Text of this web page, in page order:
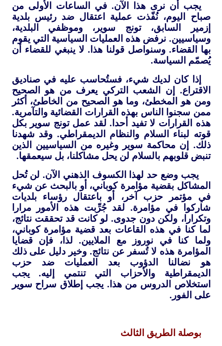
يجب أن نرى هذا الآن. في الساعات الأولى من
صباح اليوم، نُفّذت عملية اعتقال ضد رئيس بلدية
إزمير السابق، تونج سوير، وموظفي البلدية،
وسياسيين. نرفض هذه العمليات السياسية التي يقوم
بها القضاء. وسنواصل قولنا هذا. لا ينبغي للقضاء أن
يُصمّم السياسة.
إذا كان لديك شيء، فستُحاسب عليه في صناديق
الاقتراع. إن الشعب التركي يعرف من هو الصحيح
ومن هو المخطئ، وما هو الصحيح من الخاطئ، أكثر
ممن سجنوا الناس بهذه القرارات القضائية والتآمرية.
هذه القرارات لا تفيد أحدا. لقد عمل تونج سوير بكل
قوته لبناء السلام والنظام الديمقراطي. وقد شهدنا
ذلك. إن محاكمة سوير وغيره من السياسيين الذين
تنبض قلوبهم بالسلام لن يحل مشاكلنا، بل سيعمقها.
يجب وضع حد لهذا الكسوف الذهني الآن. لن تُحل
المشاكل بقضية مؤامرة كوباني، أو بالبحث عن شيء
في مؤتمر حزب آخر، أو باعتقال رؤساء بلديات
شاركوا في مؤامرة. لقد جُرِّبت هذه الأمور مرارا
وتكرارا، ولكن دون جدوى. لو كانت قد تحققت نتائج،
لما كنا في هذه القاعات بعد قضية مؤامرة كوباني،
ولما كنا في نوروز مع الملايين. لذا، فإن قضايا
المؤامرة هذه لا تُسفر عن نتائج. وخير دليل على ذلك
هو نضالنا الدؤوب بعد العمليات ضد حزب
الديمقراطية والأحزاب التي تنتمي إليه. يجب
استخلاص الدروس من هذا. يجب إطلاق سراح سوير
على الفور.
بوصلة الطريق الثالث